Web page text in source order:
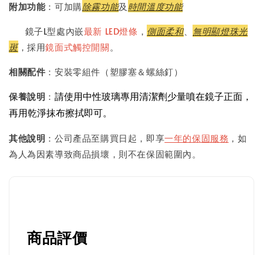
附加功能：可加購除霧功能及 時間溫度功能
鏡子L型處內嵌最新 LED燈條 ， 側面柔和、 無明顯燈珠光
斑，採用鏡面式觸控開關。
相關配件 ：安裝零組件（塑膠塞＆螺絲釘）
保養說明 ：請使用中性玻璃專用清潔劑少量噴在鏡子正面，
再用乾淨抹布擦拭即可。
其他說明 ：公司產品至購買日起，即享一年的保固服務 ，如
為人為因素導致商品損壞，則不在保固範圍內。
商品評價